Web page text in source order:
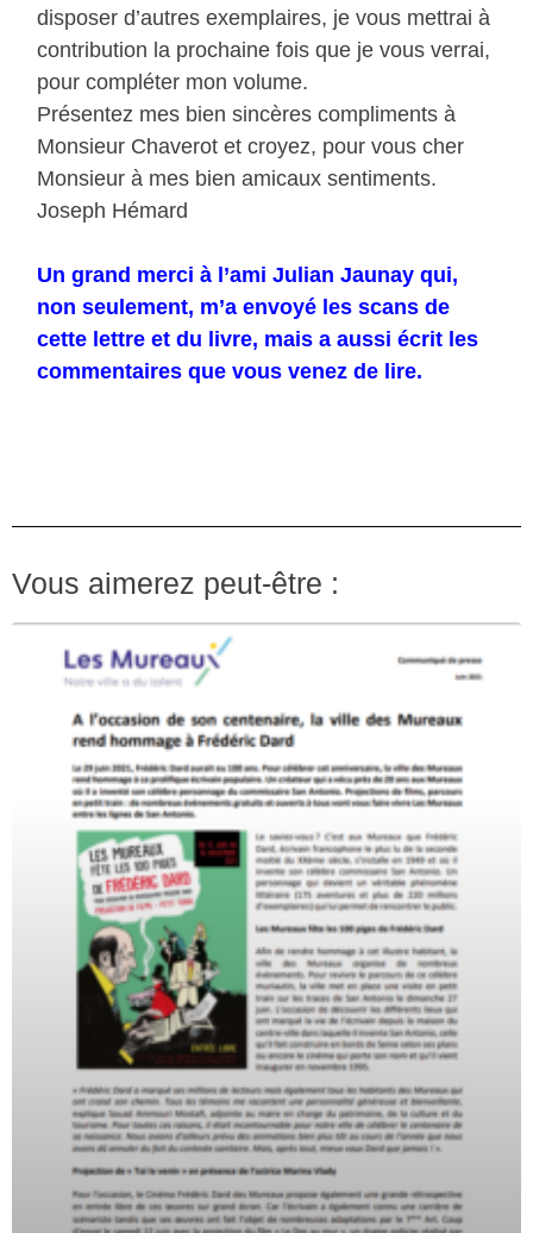
disposer d’autres exemplaires, je vous mettrai à
contribution la prochaine fois que je vous verrai,
pour compléter mon volume.
Présentez mes bien sincères compliments à
Monsieur Chaverot et croyez, pour vous cher
Monsieur à mes bien amicaux sentiments.
Joseph Hémard
Un grand merci à l’ami Julian Jaunay qui,
non seulement, m’a envoyé les scans de
cette lettre et du livre, mais a aussi écrit les
commentaires que vous venez de lire.
Vous aimerez peut-être :